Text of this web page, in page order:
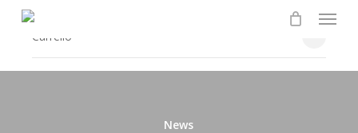
content
Menu
Carrello
carrello
News